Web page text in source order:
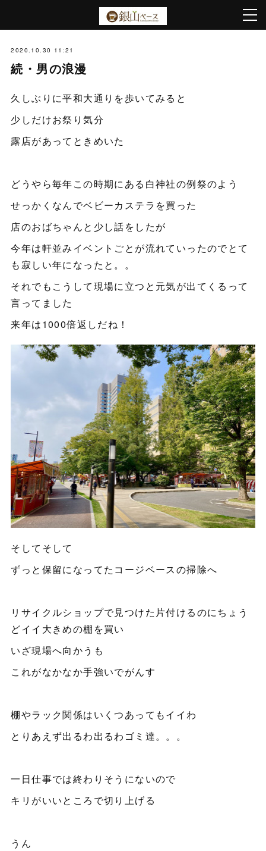
2020.10.30 11:21
続・男の浪漫
久しぶりに平和大通りを歩いてみると
少しだけお祭り気分
露店があってときめいた
どうやら毎年この時期にある白神社の例祭のよう
せっかくなんでベビーカステラを買った
店のおばちゃんと少し話をしたが
今年は軒並みイベントごとが流れていったのでとて
も寂しい年になったと。。
それでもこうして現場に立つと元気が出てくるって
言ってました
来年は1000倍返しだね！
そしてそして
ずっと保留になってたコージベースの掃除へ
リサイクルショップで見つけた片付けるのにちょう
どイイ大きめの棚を買い
いざ現場へ向かうも
これがなかなか手強いでがんす
棚やラック関係はいくつあってもイイわ
とりあえず出るわ出るわゴミ達。。。
一日仕事では終わりそうにないので
キリがいいところで切り上げる
うん